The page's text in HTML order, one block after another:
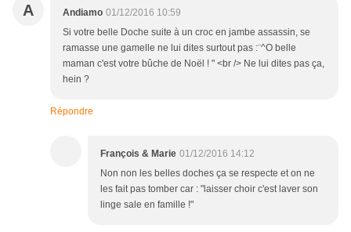
A Andiamo 01/12/2016 10:59
Si votre belle Doche suite à un croc en jambe assassin, se
ramasse une gamelle ne lui dites surtout pas :¨^O belle
maman c'est votre bûche de Noël ! " <br /> Ne lui dites pas ça,
hein ?
Répondre
François & Marie 01/12/2016 14:12
Non non les belles doches ça se respecte et on ne
les fait pas tomber car : "laisser choir c'est laver son
linge sale en famille !"